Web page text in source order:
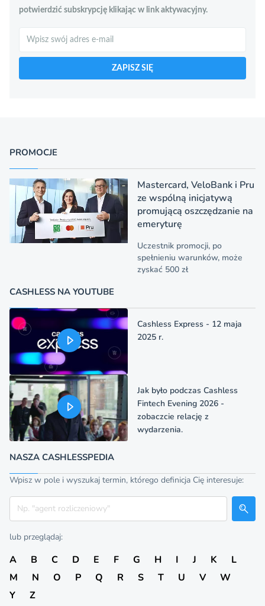
potwierdzić subskrypcję klikając w link aktywacyjny.
Szukaj
ZAPISZ SIĘ
PROMOCJE
Mastercard, VeloBank i Pru
ze wspólną inicjatywą
promującą oszczędzanie na
emeryturę
Uczestnik promocji, po
spełnieniu warunków, może
zyskać 500 zł
CASHLESS NA YOUTUBE
Cashless Express - 12 maja
2025 r.
Jak było podczas Cashless
Fintech Evening 2026 -
zobaczcie relację z
wydarzenia.
NASZA CASHLESSPEDIA
Wpisz w pole i wyszukaj termin, którego definicja Cię interesuje:
Szukaj
lub przeglądaj:
A B C D E F G H I J K
L
M
N O P Q R S T U V
W
Y
Z